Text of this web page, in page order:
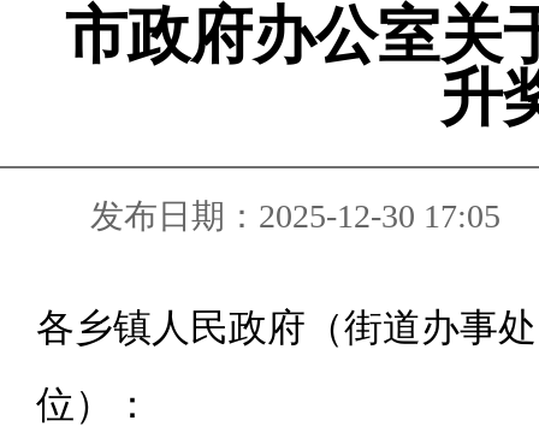
市政府办公室关
升
发布日期：2025-12-30 17:05
各乡镇人民政府（街道办事
位）：